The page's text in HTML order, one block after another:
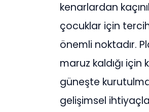
kenarlardan
çocuklar için
önemli noktadır.
maruz kaldığı
güneşte
gelişimsel